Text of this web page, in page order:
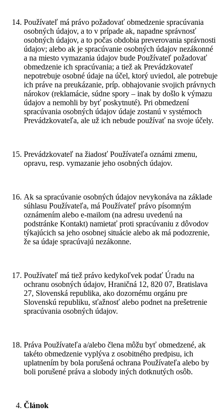
Používateľ má právo požadovať obmedzenie spracúvania
osobných údajov, a to v prípade ak, napadne správnosť
osobných údajov, a to počas obdobia preverovania správnosti
údajov; alebo ak je spracúvanie osobných údajov nezákonné
a na miesto vymazania údajov bude Používateľ požadovať
obmedzenie ich spracúvania; a tiež ak Prevádzkovateľ
nepotrebuje osobné údaje na účel, ktorý uviedol, ale potrebuje
ich práve na preukázanie, príp. obhajovanie svojich právnych
nárokov (reklamácie, súdne spory – inak by došlo k výmazu
údajov a nemohli by byť poskytnuté). Pri obmedzení
spracúvania osobných údajov údaje zostanú v systémoch
Prevádzkovateľa, ale už ich nebude používať na svoje účely.
Prevádzkovateľ na žiadosť Používateľa oznámi zmenu,
opravu, resp. vymazanie jeho osobných údajov.
Ak sa spracúvanie osobných údajov nevykonáva na základe
súhlasu Používateľa, má Používateľ právo písomným
oznámením alebo e-mailom (na adresu uvedenú na
podstránke Kontakt) namietať proti spracúvaniu z dôvodov
týkajúcich sa jeho osobnej situácie alebo ak má podozrenie,
že sa údaje spracúvajú nezákonne.
Používateľ má tiež právo kedykoľvek podať Úradu na
ochranu osobných údajov, Hraničná 12, 820 07, Bratislava
27, Slovenská republika, ako dozornému orgánu pre
Slovenskú republiku, sťažnosť alebo podnet na prešetrenie
spracúvania osobných údajov.
Práva Používateľa a/alebo člena môžu byť obmedzené, ak
takéto obmedzenie vyplýva z osobitného predpisu, ich
uplatnením by bola porušená ochrana Používateľa alebo by
boli porušené práva a slobody iných dotknutých osôb.
Článok